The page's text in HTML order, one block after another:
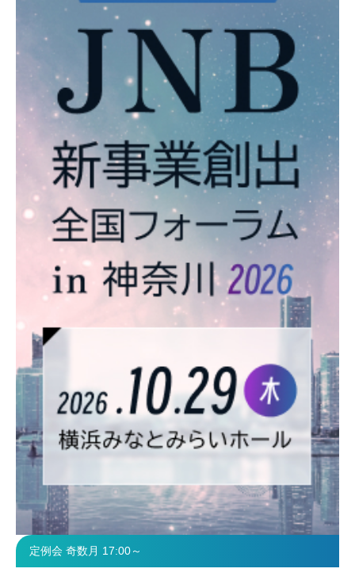
定例会 奇数月 17:00～